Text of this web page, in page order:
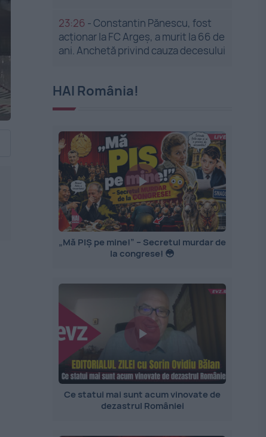
23:26 -Constantin Pănescu, fost
acționar la FC Argeș, a murit la 66 de
ani. Anchetă privind cauza decesului
HAI România!
„Mă PIȘ pe mine!” – Secretul murdar de
la congrese! 😳
Ce statui mai sunt acum vinovate de
dezastrul României